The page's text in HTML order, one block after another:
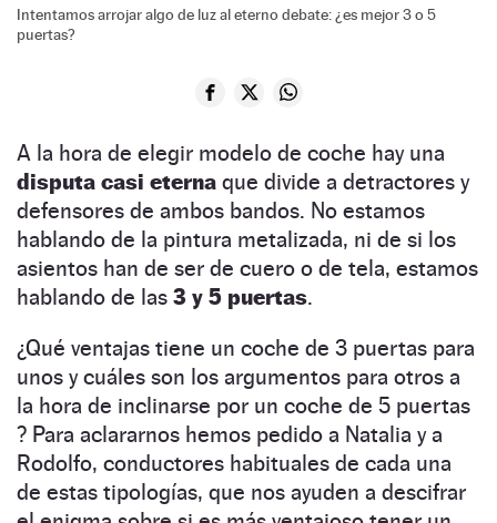
Intentamos arrojar algo de luz al eterno debate: ¿es mejor 3 o 5
puertas?
A la hora de elegir modelo de coche hay una
disputa casi eterna que divide a detractores y
defensores de ambos bandos. No estamos
hablando de la pintura metalizada, ni de si los
asientos han de ser de cuero o de tela, estamos
hablando de las 3 y 5 puertas.
¿Qué ventajas tiene un coche de 3 puertas para
unos y cuáles son los argumentos para otros a
la hora de inclinarse por un coche de 5 puertas
? Para aclararnos hemos pedido a Natalia y a
Rodolfo, conductores habituales de cada una
de estas tipologías, que nos ayuden a descifrar